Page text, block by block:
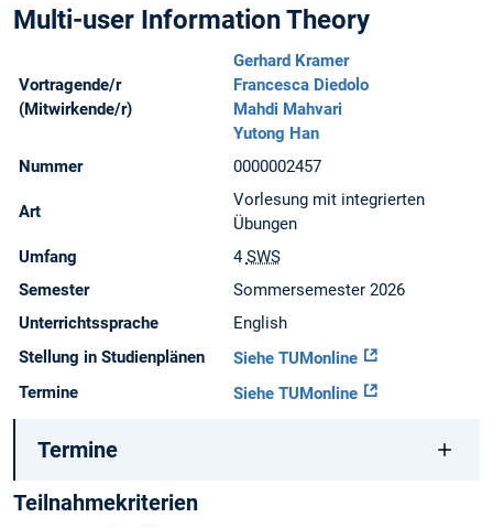
Multi-user Information Theory
Vortragende/r
(Mitwirkende/r)
Gerhard Kramer
Francesca Diedolo
Mahdi Mahvari
Yutong Han
Nummer
0000002457
Art
Vorlesung mit integrierten
Übungen
Umfang
4SWS
Semester
Sommersemester 2026
Unterrichtssprache
English
Stellung in Studienplänen
Siehe TUMonline
Termine
Siehe TUMonline
Termine
Teilnahmekriterien